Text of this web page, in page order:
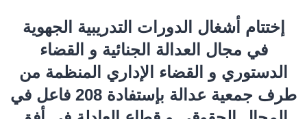
إختتام أشغال الدورات التدريبية الجهوية
في مجال العدالة الجنائية و القضاء
الدستوري و القضاء الإداري المنظمة من
طرف جمعية عدالة بإستفادة 208 فاعل في